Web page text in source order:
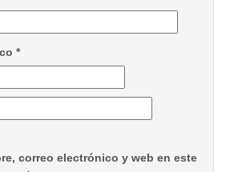
*
correo electrónico y web en este